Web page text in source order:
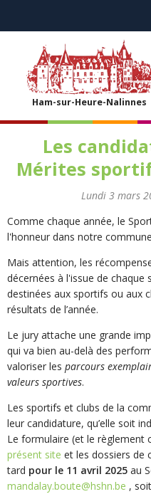
Ham-sur-Heure-Nalinnes
Les
Mérites
Lundi 3 mars
Comme chaque année, le
l'honneur dans notre
Mais attention, les
décernées à l'issue de
destinées aux sportifs ou aux
résultats de l’année.
Le jury attache une grande
qui va bien au-delà des
valoriser les parcours
valeurs sportives.
Les sportifs et clubs de la
leur candidature, qu’elle soit
Le formulaire (et le règlement
présent site et les dossiers de
tard pour le 11 avril 2025 au
mandalay.boute@hshn.be ,